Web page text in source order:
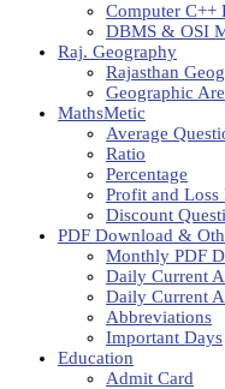
Computer C++
DBMS & OSI
Raj. Geography
Rajasthan
Geographic
MathsMetic
Average
Ratio
Percentage
Profit and Loss
Discount
PDF Download &
Monthly PDF
Daily Current
Daily Current
Abbreviations
Important Days
Education
Admit Card